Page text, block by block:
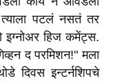
पटलं नसतं तर
इग्नोअर हिज कमेंट्स.
द परमिशन!" मला
दिवस इन्टर्नशिपचे